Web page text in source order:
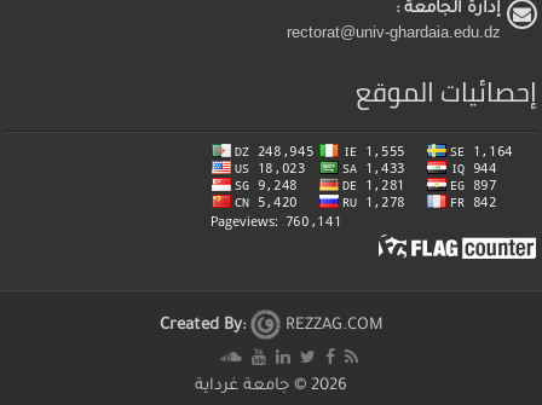
إدارة الجامعة :
rectorat@univ-ghardaia.edu.dz
إحصائيات الموقع
Created By: REZZAG.COM
2026 © جامعة غرداية